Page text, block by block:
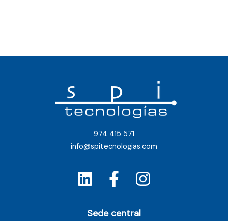
974 415 571
info@spitecnologias.com
Sede central